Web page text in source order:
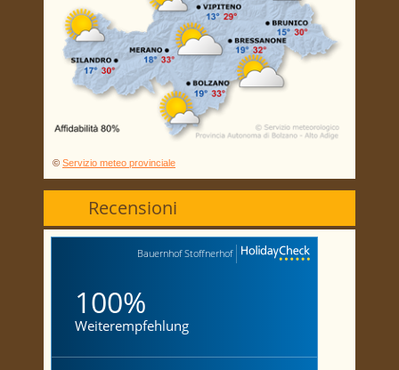
© Servizio meteo provinciale
Recensioni
Bauernhof Stoffnerhof
100%
Weiterempfehlung